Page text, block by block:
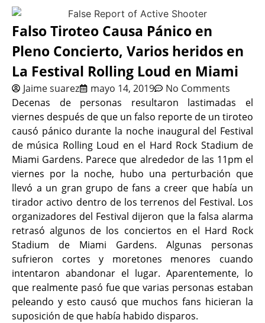
Falso Tiroteo Causa Pánico en
Pleno Concierto, Varios heridos en
La Festival Rolling Loud en Miami
Jaime suarez mayo 14, 2019
No Comments
Decenas de personas resultaron lastimadas el
viernes después de que un falso reporte de un tiroteo
causó pánico durante la noche inaugural del Festival
de música Rolling Loud en el Hard Rock Stadium de
Miami Gardens. Parece que alrededor de las 11pm el
viernes por la noche, hubo una perturbación que
llevó a un gran grupo de fans a creer que había un
tirador activo dentro de los terrenos del Festival. Los
organizadores del Festival dijeron que la falsa alarma
retrasó algunos de los conciertos en el Hard Rock
Stadium de Miami Gardens. Algunas personas
sufrieron cortes y moretones menores cuando
intentaron abandonar el lugar. Aparentemente, lo
que realmente pasó fue que varias personas estaban
peleando y esto causó que muchos fans hicieran la
suposición de que había habido disparos.